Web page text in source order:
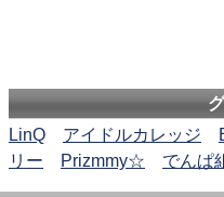
LinQ
アイドルカレッジ
リー
Prizmmy☆ でんぱ